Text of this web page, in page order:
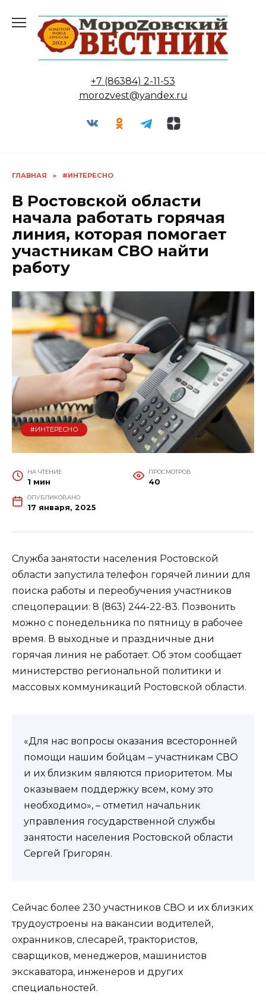
содержанию
+7 (86384) 2-11-53
morozvest@yandex.ru
ГЛАВНАЯ » #ИНТЕРЕСНО
В Ростовской области
начала работать горячая
линия, которая помогает
участникам СВО найти
работу
#ИНТЕРЕСНО
НА ЧТЕНИЕ
1 мин
ПРОСМОТРОВ
40
ОПУБЛИКОВАНО
17 января, 2025
Служба занятости населения Ростовской
области запустила телефон горячей линии для
поиска работы и переобучения участников
спецоперации: 8 (863) 244-22-83. Позвонить
можно с понедельника по пятницу в рабочее
время. В выходные и праздничные дни
горячая линия не работает. Об этом сообщает
министерство региональной политики и
массовых коммуникаций Ростовской области.
«Для нас вопросы оказания всесторонней
помощи нашим бойцам – участникам СВО
и их близким являются приоритетом. Мы
оказываем поддержку всем, кому это
необходимо», – отметил начальник
управления государственной службы
занятости населения Ростовской области
Сергей Григорян.
Сейчас более 230 участников СВО и их близких
трудоустроены на вакансии водителей,
охранников, слесарей, трактористов,
сварщиков, менеджеров, машинистов
экскаватора, инженеров и других
специальностей.